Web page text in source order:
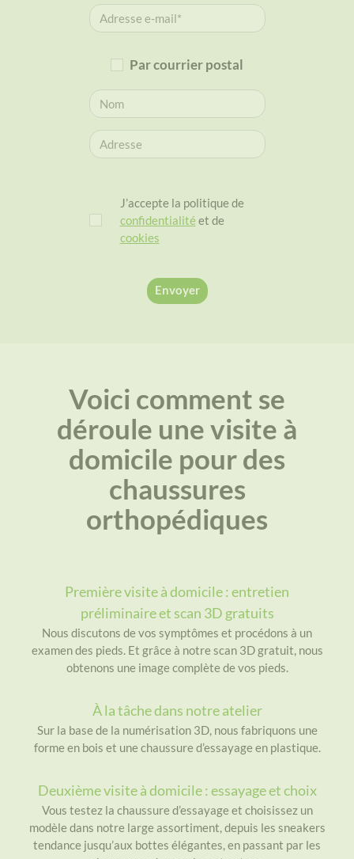
Par courrier postal
J’accepte la politique de
confidentialité et de
cookies
Envoyer
Voici comment se
déroule une visite à
domicile pour des
chaussures
orthopédiques
Première visite à domicile : entretien
préliminaire et scan 3D gratuits
Nous discutons de vos symptômes et procédons à un
examen des pieds. Et grâce à notre scan 3D gratuit, nous
obtenons une image complète de vos pieds.
À la tâche dans notre atelier
Sur la base de la numérisation 3D, nous fabriquons une
forme en bois et une chaussure d’essayage en plastique.
Deuxième visite à domicile : essayage et choix
Vous testez la chaussure d’essayage et choisissez un
modèle dans notre large assortiment, depuis les sneakers
tendance jusqu’aux bottes élégantes, en passant par les